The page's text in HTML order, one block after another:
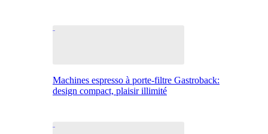
Machines espresso à porte-filtre Gastroback:
design compact, plaisir illimité